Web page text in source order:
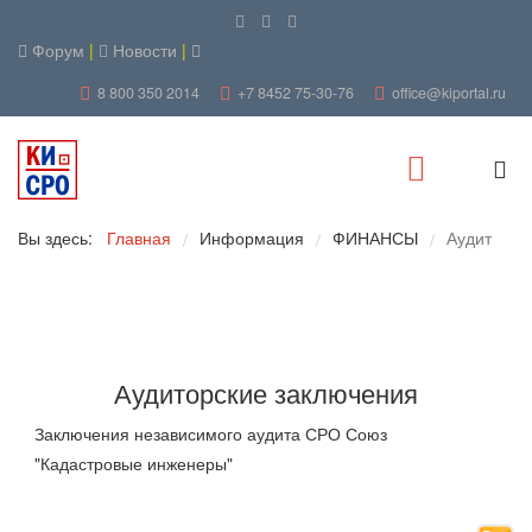
Форум | Новости |
8 800 350 2014 +7 8452 75-30-76 office@kiportal.ru
Вы здесь: Главная / Информация / ФИНАНСЫ / Аудит
Аудиторские заключения
Заключения независимого аудита СРО Союз
"Кадастровые инженеры"